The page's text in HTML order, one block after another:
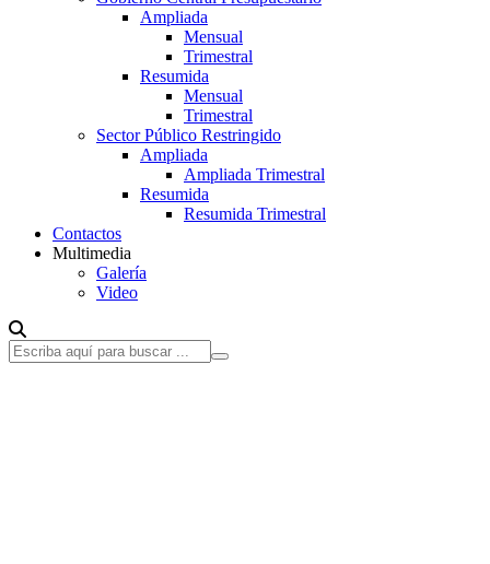
Ampliada
Mensual
Trimestral
Resumida
Mensual
Trimestral
Sector Público Restringido
Ampliada
Ampliada Trimestral
Resumida
Resumida Trimestral
Contactos
Multimedia
Galería
Video